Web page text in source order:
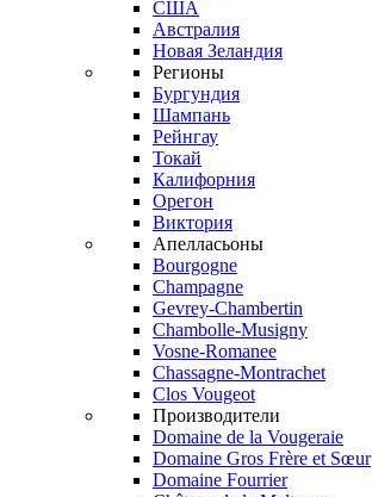
США
Австралия
Новая Зеландия
Регионы
Бургундия
Шампань
Рейнгау
Токай
Калифорния
Орегон
Виктория
Апелласьоны
Bourgogne
Champagne
Gevrey-Chambertin
Chambolle-Musigny
Vosne-Romanee
Chassagne-Montrachet
Clos Vougeot
Производители
Domaine de la Vougeraie
Domaine Gros Frère et Sœur
Domaine Fourrier